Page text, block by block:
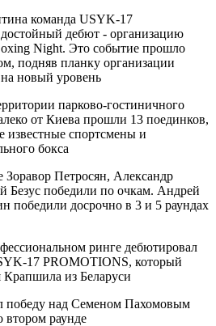
команда USYK-17
дебют - организацию
Night. Это событие прошло
подняв планку организации
новый уровень
парково-гостиничного
от Киева прошли 13 поединков,
известные спортсмены и
бокса
Зоравор Петросян, Александр
Безус победили по очкам. Андрей
победили досрочно в 3 и 5 раундах
ринге дебютировал
17 PROMOTIONS, который
из Беларуси
победу над Семеном Пахомовым
втором раунде